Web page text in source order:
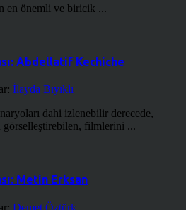
en önemli ve biricik ...
Abdellatif Kechiche
İlayda Bıyıklı
dahi izlenebilir derecede,
görselleştirebilen, filmlerini ...
Metin Erksan
Demet Öztürk